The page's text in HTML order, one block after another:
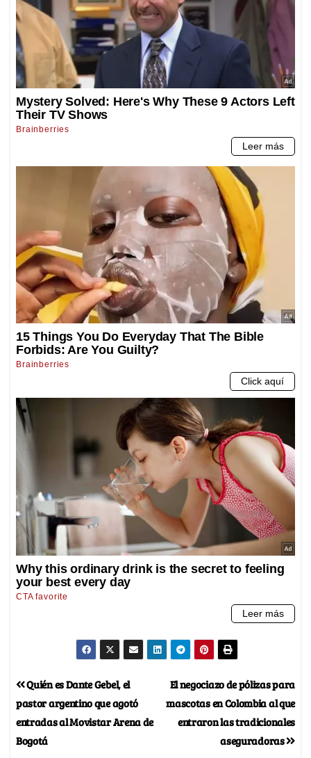
El negociazo de pólizas para
mascotas en Colombia al que
entraron las tradicionales
aseguradoras
Quién es Dante Gebel, el
pastor argentino que agotó
entradas al Movistar Arena de
Bogotá